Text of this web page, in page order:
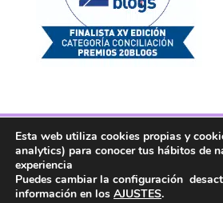
Facebook Twitter
Instagram
Esta web utiliza cookies propias y
analytics) para conocer tus hábitos de
experiencia
Puedes cambiar la configuración
información en los AJUSTES.